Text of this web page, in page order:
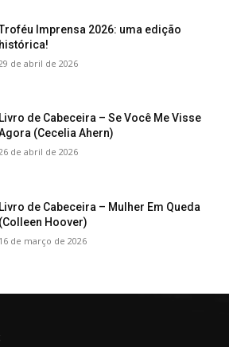
Imprensa 2026: uma edição
histórica!
de abril de 2026
Livro de Cabeceira – Se Você Me Visse
(Cecelia Ahern)
de abril de 2026
Livro de Cabeceira – Mulher Em Queda
(Colleen Hoover)
16 de março de 2026